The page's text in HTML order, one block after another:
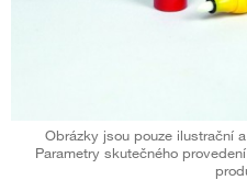
Obrázky jsou pouze ilustrační
Parametry skutečného